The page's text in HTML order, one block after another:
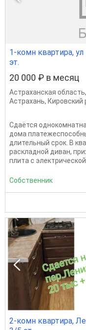
1-комн квартира,
эт.
20 000 ₽ в месяц
Астраханская область,
Астрахань, Кировский
Сдаётся
дома
длительный срок. В
раскладной диван,
плита с
Собственник
2-комн квартира,